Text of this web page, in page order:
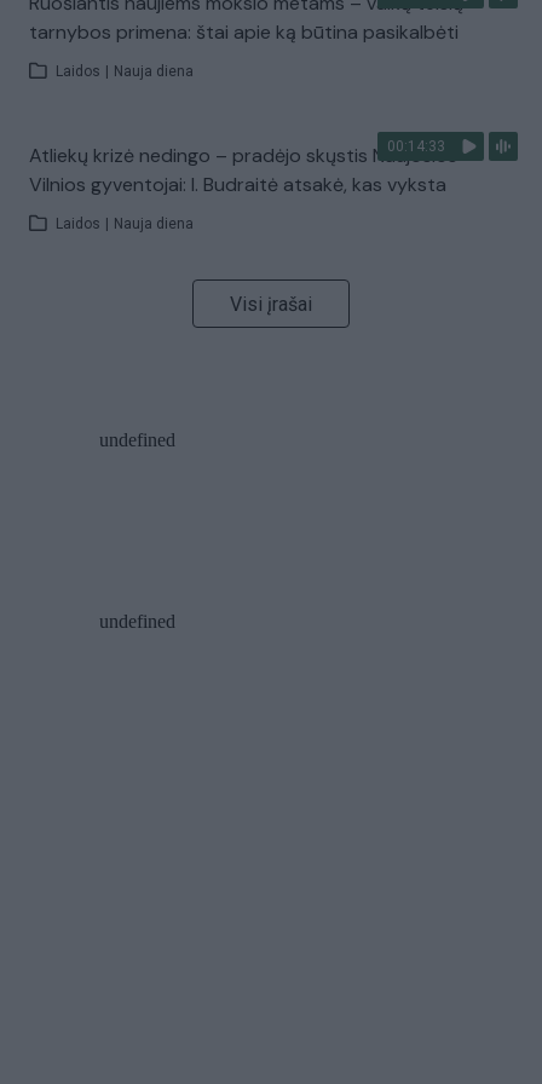
tarnybos primena: štai apie ką būtina pasikalbėti
Laidos Nauja diena
00:14:33
Atliekų krizė nedingo – pradėjo skųstis Naujosios
Vilnios gyventojai: I. Budraitė atsakė, kas vyksta
Laidos Nauja diena
Visi įrašai